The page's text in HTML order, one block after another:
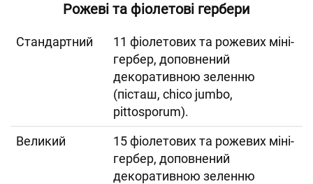
Рожеві та фіолетові гербери
Cтандартний
11 фіолетових та рожевих міні-
гербер, доповнений
декоративною зеленню
(пісташ, chico jumbo,
pittosporum).
Великий
15 фіолетових та рожевих міні-
гербер, доповнений
декоративною зеленню